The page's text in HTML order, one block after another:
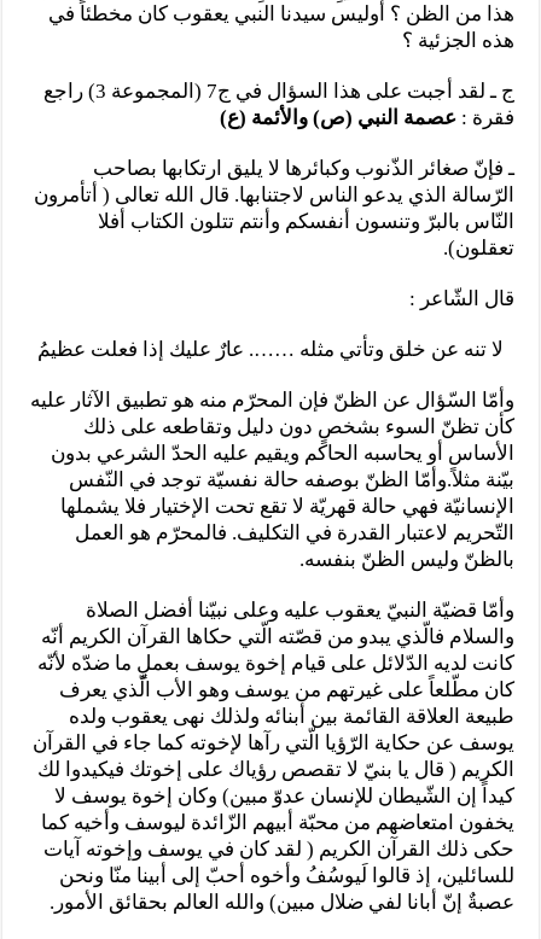
هذا من الظن ؟ أوليس سيدنا النبي يعقوب كان مخطئاً في
هذه الجزئية ؟
ج ـ لقد أجبت على هذا السؤال في ج7 (المجموعة 3) راجع
فقرة :عصمة النبي (ص) والأئمة (ع)
ـ فإنّ صغائر الذّنوب وكبائرها لا يليق ارتكابها بصاحب
الرّسالة الذي يدعو الناس لاجتنابها. قال الله تعالى ( أتأمرون
النّاس بالبرّ وتنسون أنفسكم وأنتم تتلون الكتاب أفلا
تعقلون).
قال الشّاعر :
لا تنه عن خلق وتأتي مثله ……. عارٌ عليك إذا فعلت عظيمُ
وأمّا السّؤال عن الظنّ فإن المحرّم منه هو تطبيق الآثار عليه
كأن تظنّ السوء بشخصٍ دون دليل وتقاطعه على ذلك
الأساس أو يحاسبه الحاكم ويقيم عليه الحدّ الشرعي بدون
بيّنة مثلاً.وأمّا الظنّ بوصفه حالة نفسيّة توجد في النّفس
الإنسانيّة فهي حالة قهريّة لا تقع تحت الإختيار فلا يشملها
التّحريم لاعتبار القدرة في التكليف. فالمحرّم هو العمل
بالظنّ وليس الظنّ بنفسه.
وأمّا قضيّة النبيّ يعقوب عليه وعلى نبيّنا أفضل الصلاة
والسلام فالّذي يبدو من قصّته الّتي حكاها القرآن الكريم أنّه
كانت لديه الدّلائل على قيام إخوة يوسف بعملٍ ما ضدّه لأنّه
كان مطّلعاً على غيرتهم من يوسف وهو الأب الّذي يعرف
طبيعة العلاقة القائمة بين أبنائه ولذلك نهى يعقوب ولده
يوسف عن حكاية الرّؤيا الّتي رآها لإخوته كما جاء في القرآن
الكريم ( قال يا بنيّ لا تقصص رؤياك على إخوتك فيكيدوا لك
كيداً إن الشّيطان للإنسان عدوّ مبين) وكان إخوة يوسف لا
يخفون امتعاضهم من محبّة أبيهم الزّائدة ليوسف وأخيه كما
حكى ذلك القرآن الكريم ( لقد كان في يوسف وإخوته آيات
للسائلين، إذ قالوا لَيوسُفُ وأخوه أحبّ إلى أبينا منّا ونحن
عصبةٌ إنّ أبانا لفي ضلال مبين) والله العالم بحقائق الأمور.